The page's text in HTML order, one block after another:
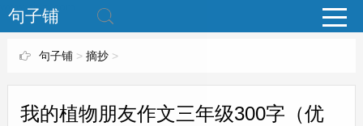
www.bjuzi.com
句子铺
句子铺> 摘抄>
我的植物朋友作文三年级300字（优